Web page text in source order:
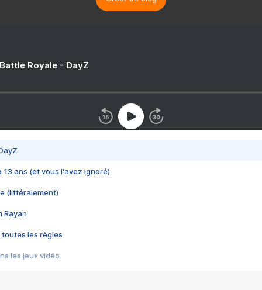
Royale - DayZ
13 ans (et vous l'avez ignoré)
(littéralement)
Rayan
toutes les règles
les jeux vidéo